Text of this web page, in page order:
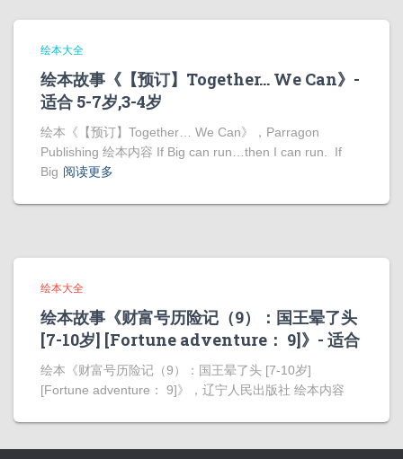
绘本大全
绘本故事《【预订】Together… We Can》-
适合 5-7岁,3-4岁
绘本《【预订】Together… We Can》，Parragon
Publishing 绘本内容 If Big can run…then I can run. If
Big 阅读更多
绘本大全
绘本故事《财富号历险记（9）：国王晕了头
[7-10岁] [Fortune adventure： 9]》- 适合
绘本《财富号历险记（9）：国王晕了头 [7-10岁]
[Fortune adventure： 9]》，辽宁人民出版社 绘本内容